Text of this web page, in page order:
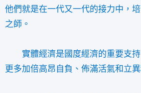
他們就是在一代又一代的接力中，
之師。
實體經濟是國度經濟的重要支
更多加倍高昂自負、佈滿活氣和立